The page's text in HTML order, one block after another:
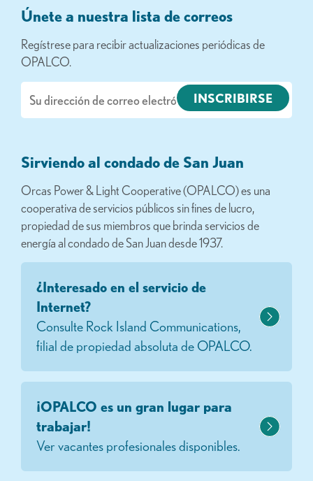
Únete a nuestra lista de correos
Regístrese para recibir actualizaciones periódicas de
OPALCO.
electrónico
Sirviendo al condado de San Juan
Orcas Power & Light Cooperative (OPALCO) es una
cooperativa de servicios públicos sin fines de lucro,
propiedad de sus miembros que brinda servicios de
energía al condado de San Juan desde 1937.
¿Interesado en el servicio de
Internet?
Consulte Rock Island Communications,
filial de propiedad absoluta de OPALCO.
¡OPALCO es un gran lugar para
trabajar!
Ver vacantes profesionales disponibles.